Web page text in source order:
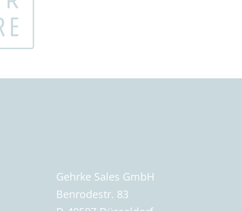
Gehrke Sales GmbH
Benrodestr. 83